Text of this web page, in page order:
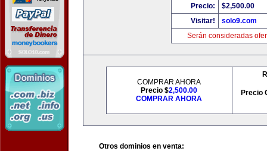
Precio:
$2,500.00
Visitar!
solo9.com
Serán consideradas
COMPRAR AHORA
Precio $2,500.00
COMPRAR AHORA
Precio
Otros dominios en venta: